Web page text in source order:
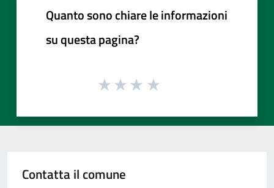
Quanto sono chiare le informazioni
su questa pagina?
Contatta il comune